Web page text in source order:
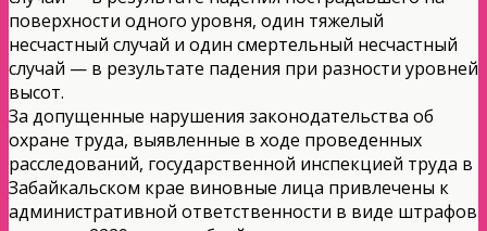
поверхности одного уровня, один тяжелый
несчастный случай и один смертельный несчастный
случай — в результате падения при разности уровней
высот.
За допущенные нарушения законодательства об
охране труда, выявленные в ходе проведенных
расследований, государственной инспекцией труда в
Забайкальском крае виновные лица привлечены к
административной ответственности в виде штрафов